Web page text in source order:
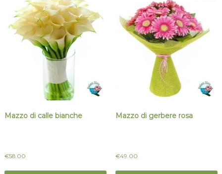
Mazzo di calle bianche
€58.00
Mazzo di gerbere rosa
€49.00